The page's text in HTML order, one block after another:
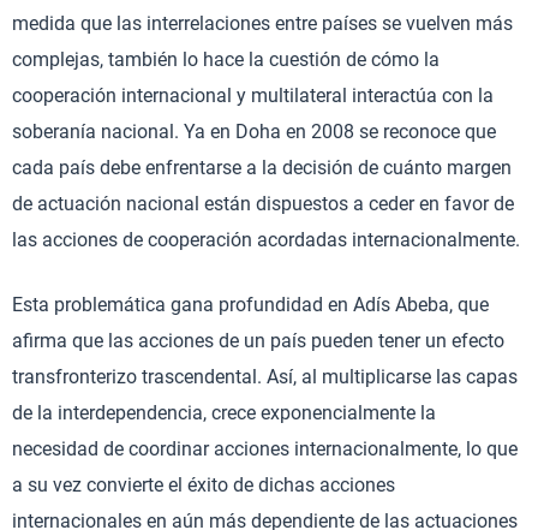
medida que las interrelaciones entre países se vuelven más
complejas, también lo hace la cuestión de cómo la
cooperación internacional y multilateral interactúa con la
soberanía nacional. Ya en Doha en 2008 se reconoce que
cada país debe enfrentarse a la decisión de cuánto margen
de actuación nacional están dispuestos a ceder en favor de
las acciones de cooperación acordadas internacionalmente.
Esta problemática gana profundidad en Adís Abeba, que
afirma que las acciones de un país pueden tener un efecto
transfronterizo trascendental. Así, al multiplicarse las capas
de la interdependencia, crece exponencialmente la
necesidad de coordinar acciones internacionalmente, lo que
a su vez convierte el éxito de dichas acciones
internacionales en aún más dependiente de las actuaciones